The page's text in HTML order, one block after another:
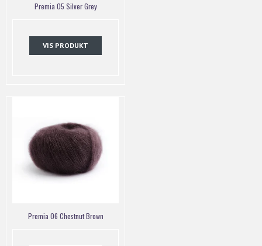
Premia 05 Silver Grey
VIS PRODUKT
Premia 06 Chestnut Brown